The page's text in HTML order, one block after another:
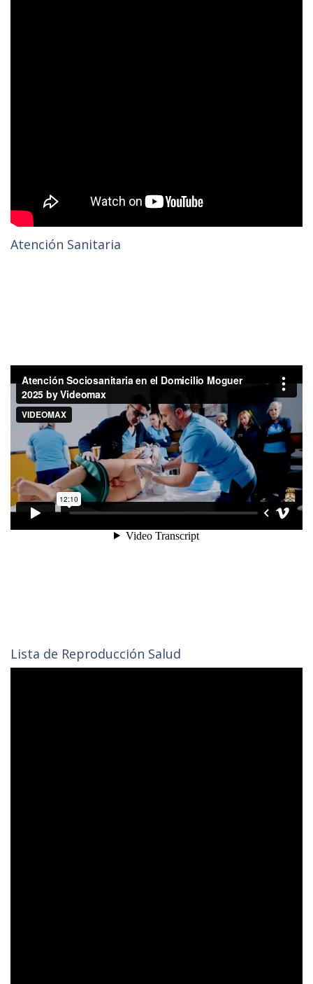
Atención Sanitaria
Lista de Reproducción Salud